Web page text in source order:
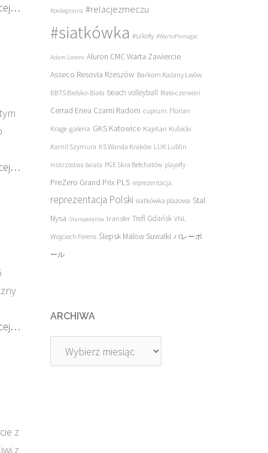
z
z
#pożegnania #relacjezmeczu
#siatkówka #szkoły #WartoPomagac
Adam Lorenc Aluron CMC Warta Zawiercie
Asseco Resovia Rzeszów Barkom Każany Lwów
BBTS Bielsko-Biała beach volleyball Biało-czerwoni
Cerrad Enea Czarni Radom cuprum Florian
Krage galeria GKS Katowice Kajetan Kubicki
Kamil Szymura KS Wanda Kraków LUK Lublin
mistrzostwa świata PGE Skra Bełchatów playoffy
PreZero Grand Prix PLS reprezentacja
reprezentacja Polski siatkówka plażowa Stal
Nysa Staropolanka transfer Trefl Gdańsk VNL
Wojciech Ferens Ślepsk Malow Suwałki バレーボ
ール
ARCHIWA
Archiwa